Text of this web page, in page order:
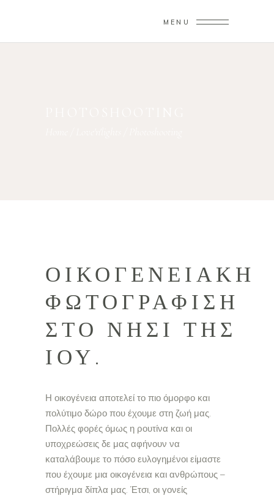
MENU
ΟΙΚΟΓΕΝΕΙΑΚΉ
ΦΩΤΟΓΡΆΦΙΣΗ
ΣΤΟ ΝΗΣΊ ΤΗΣ
ΊΟΥ.
Η οικογένεια αποτελεί το πιο όμορφο και
πολύτιμο δώρο που έχουμε στη ζωή μας.
Πολλές φορές όμως η ρουτίνα και οι
υποχρεώσεις δε μας αφήνουν να
καταλάβουμε το πόσο ευλογημένοι είμαστε
που έχουμε μια οικογένεια και ανθρώπους –
στήριγμα δίπλα μας. Έτσι, οι γονείς